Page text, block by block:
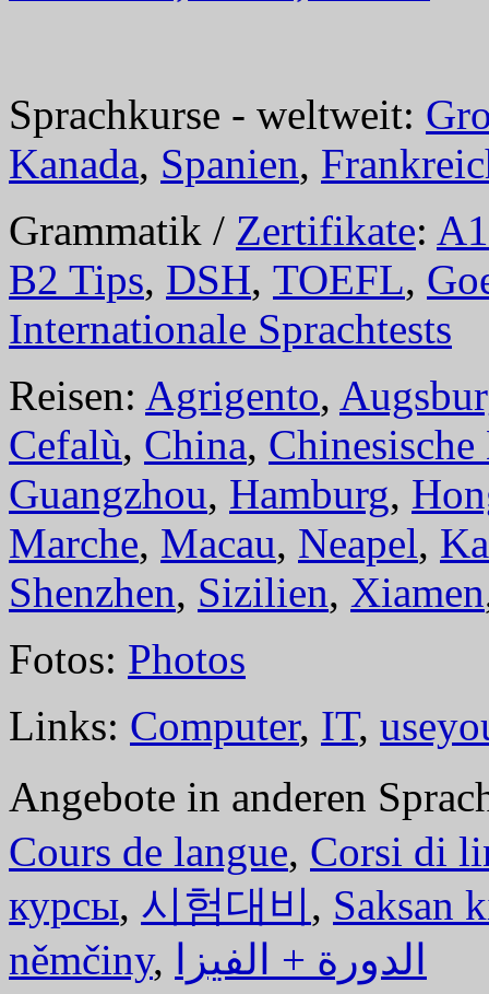
Sprachkurse - weltweit:
Kanada, Spanien,
Grammatik / Zertifikate: A1
B2 Tips, DSH, TOEFL,
Internationale Sprachtests
Reisen: Agrigento,
Cefalù, China, Chinesische
Guangzhou, Hamburg,
Marche, Macau, Neapel,
Shenzhen, Sizilien, Xiamen
Fotos: Photos
Links: Computer, IT,
Angebote in anderen
Cours de langue, Corsi di
курсы, 시험대비, Saksan
němčiny, الدورة + الفيزا